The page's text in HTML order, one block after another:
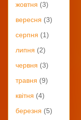
жовтня (3)
вересня (3)
серпня (1)
липня (2)
червня (3)
травня (9)
квітня (4)
березня (5)